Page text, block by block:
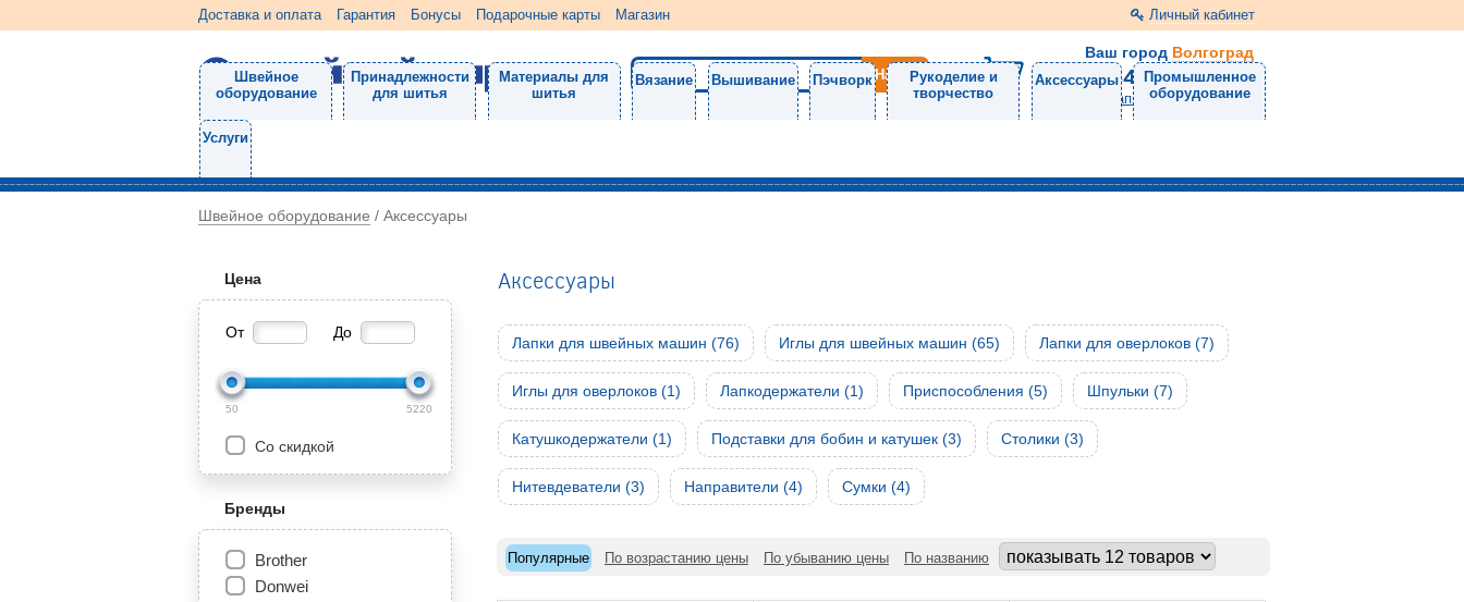
Доставка и оплата Гарантия Бонусы Подарочные карты Магазин Личный кабинет
Ваш город Волгоград
8 (8442) 53-06-01
Напишите нам
Швейное
оборудование
Принадлежности
для шитья
Материалы для
шитья
Вязание Вышивание Пэчворк
Рукоделие и
творчество
Аксессуары
Промышленное
оборудование
Услуги
Швейное оборудование / Аксессуары
Цена
От До
50 5220
Со скидкой
Бренды
Brother
Donwei
Аксессуары
Лапки для швейных машин (76) Иглы для швейных машин (65) Лапки для оверлоков (7)
Иглы для оверлоков (1) Лапкодержатели (1) Приспособления (5) Шпульки (7)
Катушкодержатели (1) Подставки для бобин и катушек (3) Столики (3)
Нитевдеватели (3) Направители (4) Сумки (4)
Популярные По возрастанию цены По убыванию цены По названию